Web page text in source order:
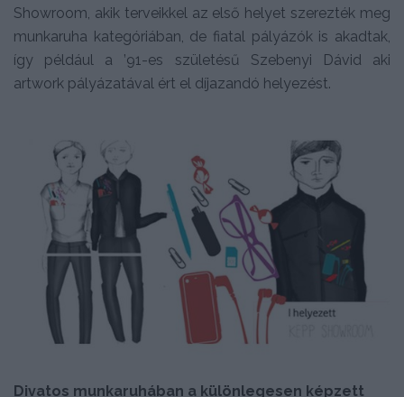
Showroom, akik terveikkel az első helyet szerezték meg
munkaruha kategóriában, de fiatal pályázók is akadtak,
így például a ’91-es születésű Szebenyi Dávid aki
artwork pályázatával ért el díjazandó helyezést.
Divatos munkaruhában a különlegesen képzett